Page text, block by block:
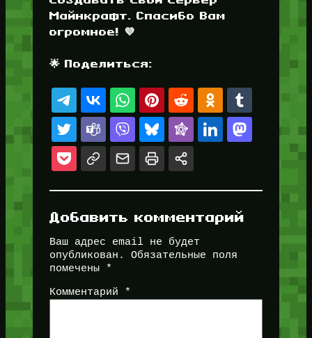
Майнкрафт. Спасибо Вам
огромное! 💜
🌟 Поделиться:
Добавить комментарий
Ваш адрес email не будет
опубликован.
Обязательные поля
помечены
*
Комментарий *